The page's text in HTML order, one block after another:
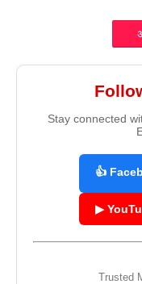
Stay connected
👍
▶
Trusted